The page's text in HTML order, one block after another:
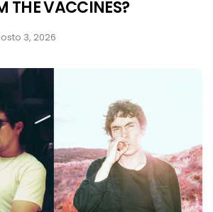
THE VACCINES?
3, 2026